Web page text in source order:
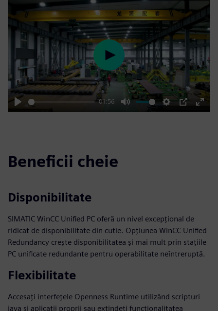
Play
01:56
Mute Settings
PIP
Enter
Play
Beneficii cheie
Disponibilitate
SIMATIC WinCC Unified PC oferă un nivel excepțional de
ridicat de disponibilitate din cutie. Opțiunea WinCC Unified
Redundancy crește disponibilitatea și mai mult prin stațiile
PC unificate redundante pentru operabilitate neîntreruptă.
Flexibilitate
Accesați interfețele Openness Runtime utilizând scripturi
java și aplicații proprii sau extindeți funcționalitatea